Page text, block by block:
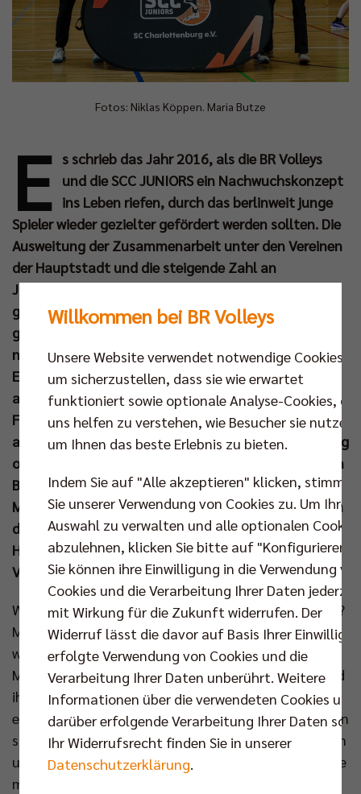
Fotos: Niklas Köppen. Maria Butze
E s schrieb das Jahr 2016, als die BR Volleys
und die SCC JUNIORS ein Nachwuchskonzept
ins Leben riefen, durch das berlinweit junge
Spieler wieder gezielter gefördert werden sollten. Die
Ausweitung der Zusammenarbeit unter den Vereinen
der Hauptstadt und die steigende Zahl an
Jugendspielern führte natürlich auch zu einem
größeren Bedarf an Übungsleitern. Um diesem
gerecht zu werden, setzt man im Berliner Volleyball
nicht nur auf haupt- und ehrenamtliche Trainer.
Einen äußerst wertvollen Beitrag leisten seit Jahren
auch viele junge Menschen im Rahmen eines
Freiwilligen Sozialen Jahres (FSJ). Ein solches FSJ soll
als Orientierungsjahr zwischen Schule und Ausbildung
oder Studium dienen, um herauszufinden, in welchen
Bereichen Stärken und Vorlieben gesehen werden.
Maria, Leoni, Lukas, Lasse, Paul und Pascal nutzen in
dieser Saison die Möglichkeit und fördern mit viel
Hingabe und Einsatz die nächste Generation von
Volleyballspielern.
Warum haben sich die Sechs für ein FSJ entschieden?
Maria möchte ihre Leidenschaft für den Sport
weitergeben. „Ich sehe großes Potenzial, junge
Menschen frühzeitig für Volleyball zu begeistern und
ihnen die Freude an Bewegung näherzubringen“,
erklärt sie. Zudem möchte sie praktische Erfahrungen
sammeln und herausfinden, ob die Arbeit mit Kindern
und Jugendlichen langfristig zu ihr passt. „Ich wollte
mir bewusst Zeit nehmen, um zu überlegen, welchen
Willkommen bei BR Volleys
Unsere Website verwendet notwendige Cookies,
um sicherzustellen, dass sie wie erwartet
funktioniert sowie optionale Analyse-Cookies, die
uns helfen zu verstehen, wie Besucher sie nutzen,
um Ihnen das beste Erlebnis zu bieten.
Indem Sie auf "Alle akzeptieren" klicken, stimmen
Sie unserer Verwendung von Cookies zu. Um Ihre
Auswahl zu verwalten und alle optionalen Cookies
abzulehnen, klicken Sie bitte auf "Konfigurieren".
Sie können ihre Einwilligung in die Verwendung
Cookies und die Verarbeitung Ihrer Daten
mit Wirkung für die Zukunft widerrufen. Der
Widerruf lässt die davor auf Basis Ihrer
erfolgte Verwendung von Cookies und die
Verarbeitung Ihrer Daten unberührt. Weitere
Informationen über die verwendeten Cookies und
darüber erfolgende Verarbeitung Ihrer Daten
Ihr Widerrufsrecht finden Sie in unserer
Datenschutzerklärung